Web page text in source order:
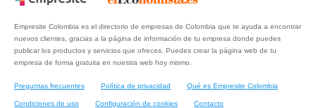
Empresite Colombia es el directorio de empresas de Colombia que te ayuda a encontrar
nuevos clientes, gracias a la página de información de tu empresa donde puedes
publicar los productos y servicios que ofreces. Puedes crear la página web de tu
empresa de forma gratuita en nuestra web hoy mismo.
Preguntas frecuentes Política de privacidad Qué es Empresite Colombia
Condiciones de uso Configuración de cookies Contacto